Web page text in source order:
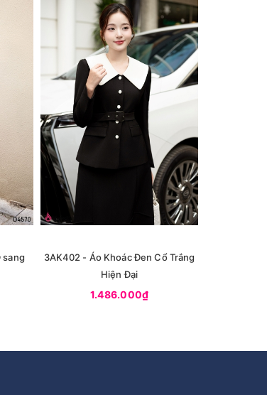
sang
3AK402 - Áo Khoác Đen Cổ Trắng
Hiện Đại
1.486.000₫